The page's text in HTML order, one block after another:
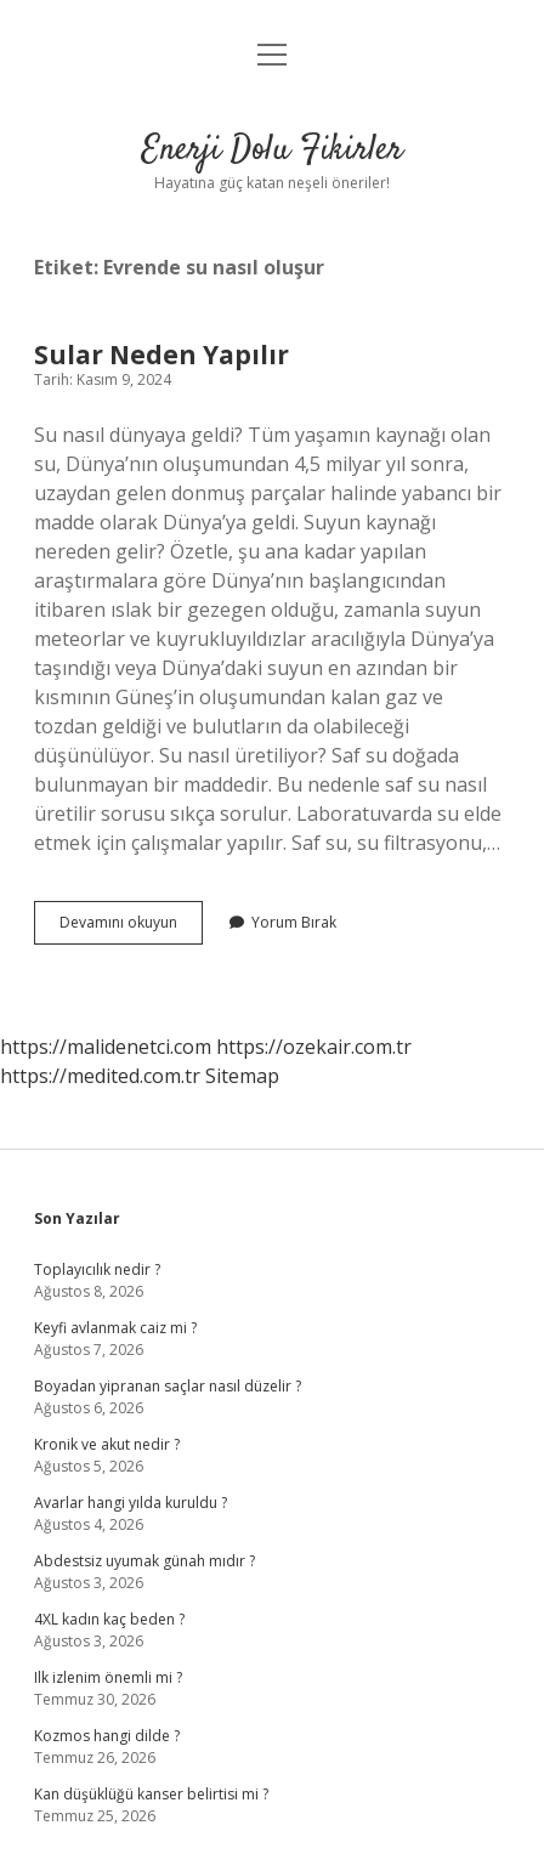
Anasayfa
Yasal Uyarı
menüyü
Enerji Dolu Fikirler
Hayatına güç katan neşeli öneriler!
Etiket: Evrende su nasıl oluşur
Sular Neden Yapılır
Tarih: Kasım 9, 2024
Su nasıl dünyaya geldi? Tüm yaşamın kaynağı olan
su, Dünya’nın oluşumundan 4,5 milyar yıl sonra,
uzaydan gelen donmuş parçalar halinde yabancı bir
madde olarak Dünya’ya geldi. Suyun kaynağı
nereden gelir? Özetle, şu ana kadar yapılan
araştırmalara göre Dünya’nın başlangıcından
itibaren ıslak bir gezegen olduğu, zamanla suyun
meteorlar ve kuyrukluyıldızlar aracılığıyla Dünya’ya
taşındığı veya Dünya’daki suyun en azından bir
kısmının Güneş’in oluşumundan kalan gaz ve
tozdan geldiği ve bulutların da olabileceği
düşünülüyor. Su nasıl üretiliyor? Saf su doğada
bulunmayan bir maddedir. Bu nedenle saf su nasıl
üretilir sorusu sıkça sorulur. Laboratuvarda su elde
etmek için çalışmalar yapılır. Saf su, su filtrasyonu,…
Devamını okuyun
Neden
Yorum Bırak
https://malidenetci.com https://ozekair.com.tr
https://medited.com.trSitemap
Sidebar
Son Yazılar
Toplayıcılık nedir ?
Ağustos 8, 2026
Keyfi avlanmak caiz mi ?
Ağustos 7, 2026
Boyadan yipranan saçlar nasıl düzelir ?
Ağustos 6, 2026
Kronik ve akut nedir ?
Ağustos 5, 2026
Avarlar hangi yılda kuruldu ?
Ağustos 4, 2026
Abdestsiz uyumak günah mıdır ?
Ağustos 3, 2026
4XL kadın kaç beden ?
Ağustos 3, 2026
Ilk izlenim önemli mi ?
Temmuz 30, 2026
Kozmos hangi dilde ?
Temmuz 26, 2026
Kan düşüklüğü kanser belirtisi mi ?
Temmuz 25, 2026